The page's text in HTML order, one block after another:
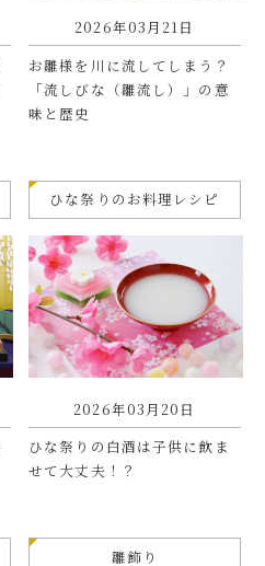
2026年03月21日
お雛様を川に流してしまう？
「流しびな（雛流し）」の意
味と歴史
ひな祭りのお料理レシピ
2026年03月20日
ひな祭りの白酒は子供に飲ま
せて大丈夫！？
雛飾り